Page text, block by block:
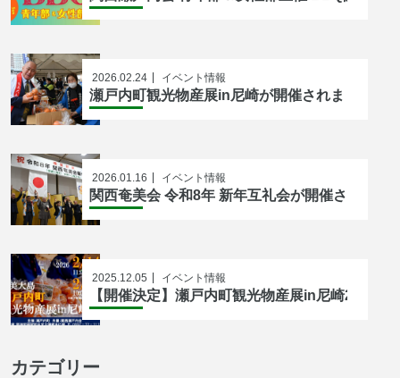
瀬戸内町観光物産展in尼崎が開催されました！
イベント情報
2026.02.24
関西奄美会 令和8年 新年互礼会が開催されまし
イベント情報
2026.01.16
【開催決定】瀬戸内町観光物産展in尼崎2026
イベント情報
2025.12.05
カテゴリー